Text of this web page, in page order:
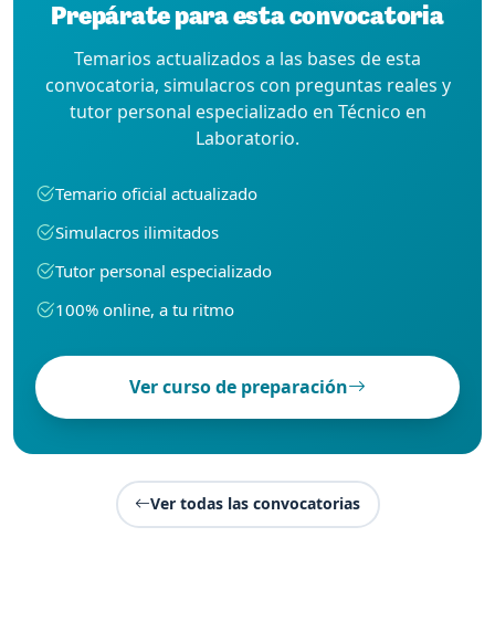
Prepárate para esta convocatoria
Temarios actualizados a las bases de esta
convocatoria, simulacros con preguntas reales y
tutor personal especializado en Técnico en
Laboratorio.
Temario oficial actualizado
Simulacros ilimitados
Tutor personal especializado
100% online, a tu ritmo
Ver curso de preparación
Ver todas las convocatorias